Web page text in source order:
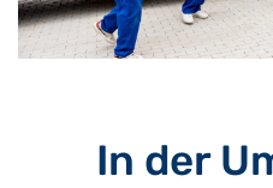
In der